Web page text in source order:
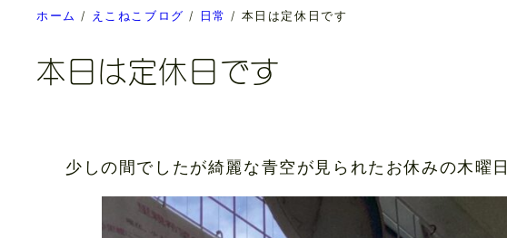
ホーム / えこねこブログ / 日常 / 本日は定休日です
本日は定休日です
少しの間でしたが綺麗な青空が見られたお休みの木曜日